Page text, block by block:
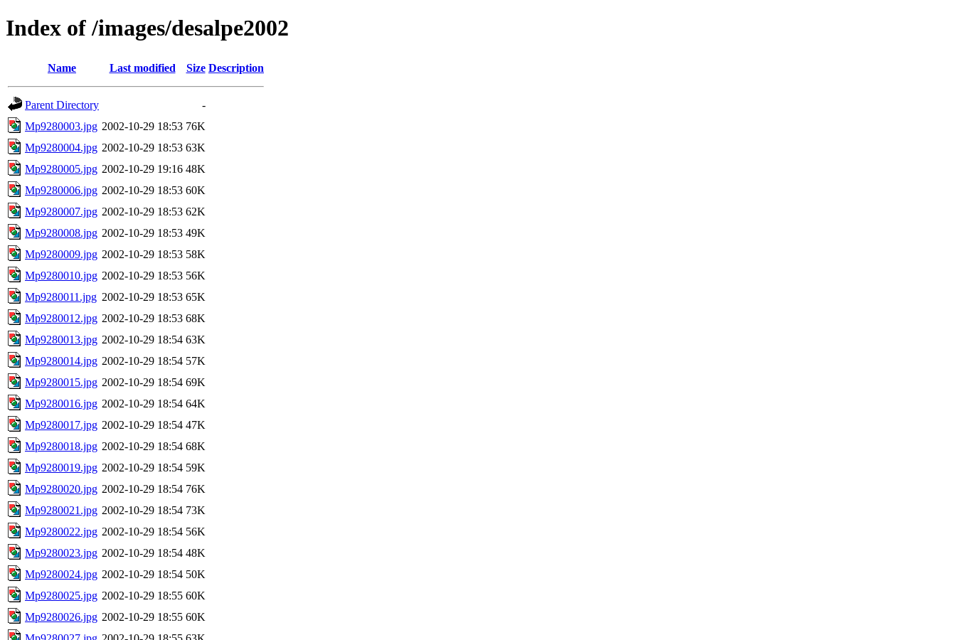
Index of /images/desalpe2002
Name Last modified Size Description
Parent Directory
-
Mp9280003.jpg 2002-10-29 18:53 76K
Mp9280004.jpg 2002-10-29 18:53 63K
Mp9280005.jpg 2002-10-29 19:16 48K
Mp9280006.jpg 2002-10-29 18:53 60K
Mp9280007.jpg 2002-10-29 18:53 62K
Mp9280008.jpg 2002-10-29 18:53 49K
Mp9280009.jpg 2002-10-29 18:53 58K
Mp9280010.jpg 2002-10-29 18:53 56K
Mp9280011.jpg 2002-10-29 18:53 65K
Mp9280012.jpg 2002-10-29 18:53 68K
Mp9280013.jpg 2002-10-29 18:54 63K
Mp9280014.jpg 2002-10-29 18:54 57K
Mp9280015.jpg 2002-10-29 18:54 69K
Mp9280016.jpg 2002-10-29 18:54 64K
Mp9280017.jpg 2002-10-29 18:54 47K
Mp9280018.jpg 2002-10-29 18:54 68K
Mp9280019.jpg 2002-10-29 18:54 59K
Mp9280020.jpg 2002-10-29 18:54 76K
Mp9280021.jpg 2002-10-29 18:54 73K
Mp9280022.jpg 2002-10-29 18:54 56K
Mp9280023.jpg 2002-10-29 18:54 48K
Mp9280024.jpg 2002-10-29 18:54 50K
Mp9280025.jpg 2002-10-29 18:55 60K
Mp9280026.jpg 2002-10-29 18:55 60K